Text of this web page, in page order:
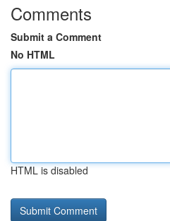
Comments
Submit a Comment
No HTML
HTML is disabled